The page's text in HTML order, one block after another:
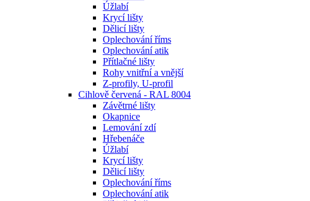
Úžlabí
Krycí lišty
Dělicí lišty
Oplechování říms
Oplechování atik
Přítlačné lišty
Rohy vnitřní a vnější
Z-profily, U-profil
Cihlově červená - RAL 8004
Závětrné lišty
Okapnice
Lemování zdí
Hřebenáče
Úžlabí
Krycí lišty
Dělicí lišty
Oplechování říms
Oplechování atik